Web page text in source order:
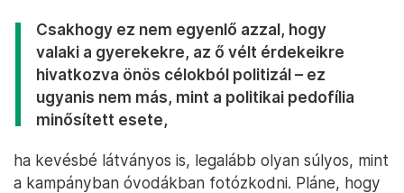
Csakhogy ez nem egyenlő azzal, hogy
valaki a gyerekekre, az ő vélt érdekeikre
hivatkozva önös célokból politizál – ez
ugyanis nem más, mint a politikai pedofília
minősített esete,
ha kevésbé látványos is, legalább olyan súlyos, mint
a kampányban óvodákban fotózkodni. Pláne, hogy